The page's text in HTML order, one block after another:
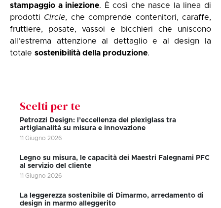
stampaggio a iniezione. È così che nasce la linea di
prodotti Circle, che comprende contenitori, caraffe,
fruttiere, posate, vassoi e bicchieri che uniscono
all’estrema attenzione al dettaglio e al design la
totale sostenibilità della produzione.
Scelti per te
Petrozzi Design: l’eccellenza del plexiglass tra
artigianalità su misura e innovazione
11 Giugno 2026
Legno su misura, le capacità dei Maestri Falegnami PFC
al servizio del cliente
11 Giugno 2026
La leggerezza sostenibile di Dimarmo, arredamento di
design in marmo alleggerito